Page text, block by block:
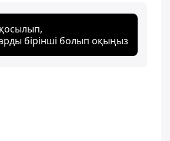
бірінші болып оқыңыз